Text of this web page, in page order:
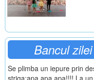
Bancul zilei
Se plimba un iepure prin
striga:apa,apa,apa!!!! La